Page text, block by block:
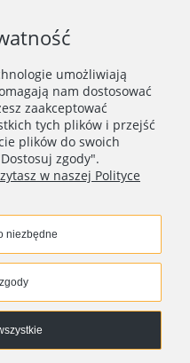
| Wszelkie prawa
umożliwiają
nam dostosować
zaakceptować
tych plików i przejść
plików do swoich
zgody".
w naszej Polityce
niezbędne